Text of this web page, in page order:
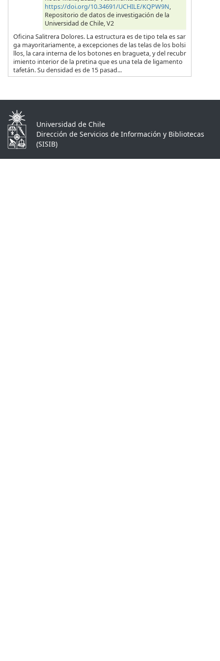
https://doi.org/10.34691/UCHILE/KQPW9N,
Repositorio de datos de investigación de la
Universidad de Chile, V2
Oficina Salitrera Dolores. La estructura es de tipo tela es sar
ga mayoritariamente, a excepciones de las telas de los bolsi
llos, la cara interna de los botones en bragueta, y del recubr
imiento interior de la pretina que es una tela de ligamento
tafetán. Su densidad es de 15 pasad...
Universidad de Chile
Dirección de Servicios de Información y Bibliotecas
(SISIB)